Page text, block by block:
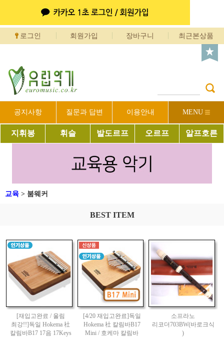
로그인 회원가입 장바구니 최근본상품
공지사항 질문과 답변 이용안내 MENU
지휘봉 휘슬 발도르프 오르프 알프호른
교육 > 붐웨커
BEST ITEM
[재입고완료 / 울림
최강!!]독일 Hokema 社
칼림바B17 17음 17Keys
[4/20 재입고완료]독일
Hokema 社 칼림바B17
Mini / 호케마 칼림바
소프라노
리코더703BW(바로크식
)